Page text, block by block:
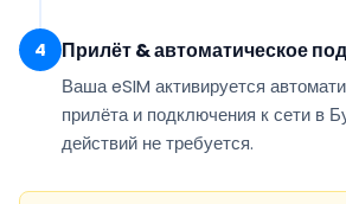
4 Прилёт & автоматическое
Ваша eSIM активируется
прилёта и подключения к сети в
действий не требуется.